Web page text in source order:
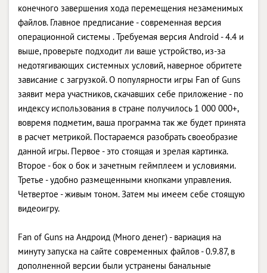
конечного завершения хода перемещения незаменимых
файлов. Главное предписание - современная версия
операционной системы . Требуемая версия Android - 4.4 и
выше, проверьте подходит ли ваше устройство, из-за
недотягивающих системных условий, наверное обритете
зависание с загрузкой. О популярности игры Fan of Guns
заявит мера участников, скачавших себе приложение - по
индексу использования в стране получилось 1 000 000+,
вовремя подметим, ваша программа так же будет принята
в расчет метрикой. Постараемся разобрать своеобразие
данной игры. Первое - это стоящая и зрелая картинка.
Второе - бок о бок и зачетным геймплеем и условиями.
Третье - удобно размещенными кнопками управления.
Четвертое - живым тоном. Затем мы имеем себе стоящую
видеоигру.
Fan of Guns на Андроид (Много денег) - вариация на
минуту запуска на сайте современных файлов - 0.9.87, в
дополненной версии были устранены банальные